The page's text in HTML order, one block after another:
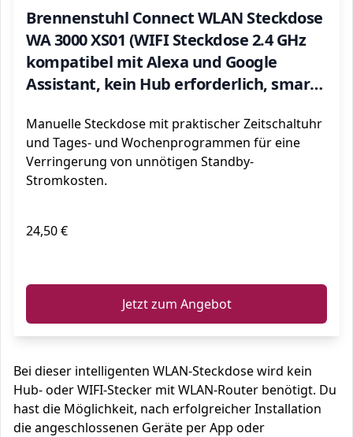
Brennenstuhl Connect WLAN Steckdose
WA 3000 XS01 (WIFI Steckdose 2.4 GHz
kompatibel mit Alexa und Google
Assistant, kein Hub erforderlich, smarte
App)
Manuelle Steckdose mit praktischer Zeitschaltuhr
und Tages- und Wochenprogrammen für eine
Verringerung von unnötigen Standby-
Stromkosten.
24,50 €
Jetzt zum Angebot
Bei dieser intelligenten WLAN-Steckdose wird kein
Hub- oder WIFI-Stecker mit WLAN-Router benötigt. Du
hast die Möglichkeit, nach erfolgreicher Installation
die angeschlossenen Geräte per App oder